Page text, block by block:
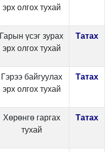
эрх олгох тухай
Гарын үсэг зурах
эрх олгох тухай
Татах
Гэрээ байгуулах
эрх олгох тухай
Татах
Хөрөнгө гаргах
тухай
Татах